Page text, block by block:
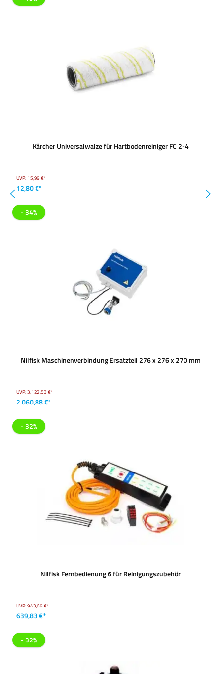
Kärcher Universalwalze für Hartbodenreiniger FC 2-4
UVP:15,99 €*
12,80 €*
- 34%
Nilfisk Maschinenverbindung Ersatzteil 276 x 276 x 270 mm
UVP:3.122,53 €*
2.060,88 €*
- 32%
Nilfisk Fernbedienung 6 für Reinigungszubehör
UVP:943,69 €*
639,83 €*
- 32%